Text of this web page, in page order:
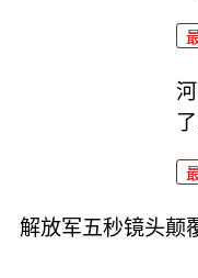
解放军五秒镜头颠